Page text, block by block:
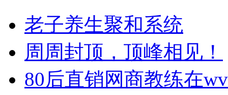
老子养生聚和系统
周周封顶，顶峰相见！
80后直销网商教练在